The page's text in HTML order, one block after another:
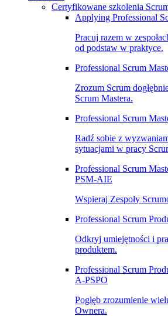
Certyfikowane szkolenia
Applying Professional
Pracuj razem w
od podstaw w praktyce.
Professional Scrum
Zrozum Scrum
Scrum Mastera.
Professional Scrum
Radź sobie z
sytuacjami w pracy
Professional Scrum
PSM-AIE
Wspieraj Zespoły
Professional Scrum
Odkryj umiejętności i
produktem.
Professional Scrum
A‑PSPO
Pogłęb zrozumienie
Ownera.